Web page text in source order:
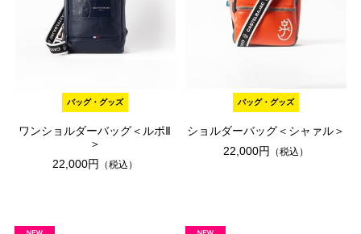
バッグ・グッズ
ワンショルダーバッグ＜ルポⅡ
＞
22,000円
（税込）
バッグ・グッズ
ショルダーバッグ＜シャァル＞
22,000円
（税込）